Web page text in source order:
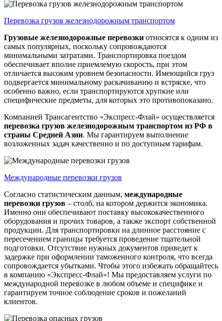
Перевозка грузов железнодорожным транспортом
Грузовые железнодорожные перевозки относятся к одним из
самых популярных, поскольку сопровождаются
минимальными затратами. Транспортировка поездом
обеспечивает вполне приемлемую скорость, при этом
отличается высоким уровнем безопасности. Имеющийся груз
подвергается минимальному раскачиванию и встряске, что
особенно важно, если транспортируются хрупкие или
специфические предметы, для которых это противопоказано.
Компанией Трансагентство «Экспресс-Флай» осуществляется
перевозка грузов железнодорожным транспортом из РФ в
страны Средней Азии. Мы гарантируем выполнение
возложенных задач качественно и по доступным тарифам.
Международные перевозки грузов
Согласно статистическим данным, международные
перевозки грузов – столб, на котором держится экономика.
Именно они обеспечивают поставку высококачественного
оборудования и прочих товаров, а также экспорт собственной
продукции. Для транспортировки на длинное расстояние с
пересечением границы требуется проведение тщательной
подготовки. Отсутствие нужных документов приведет к
задержке при оформлении таможенного контроля, что всегда
сопровождается убытками. Чтобы этого избежать обращайтесь
в компанию «Экспресс-Флай»! Мы предоставляем услуги по
международной перевозке в любом объеме и специфике и
гарантируем точное соблюдение сроков и пожеланий
клиентов.